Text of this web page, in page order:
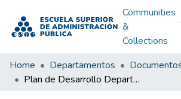
Communities
&
Collections
Home Departamentos
Plan de Desarrollo Departamento del Amazonas 2012 - 2015: PD Departamento del Amazonas 2012 - 2015